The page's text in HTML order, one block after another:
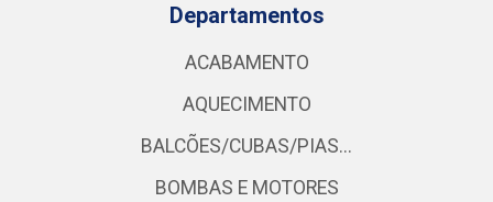
Departamentos
ACABAMENTO
AQUECIMENTO
BALCÕES/CUBAS/PIAS...
BOMBAS E MOTORES